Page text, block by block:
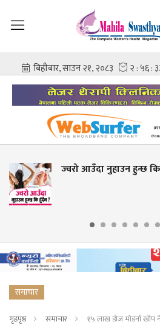
नुहाउन हुन्छ कि हुँदैन ?
समाचार
गृहपृष्ठ समाचार १५ लाख डोज मोडर्ना